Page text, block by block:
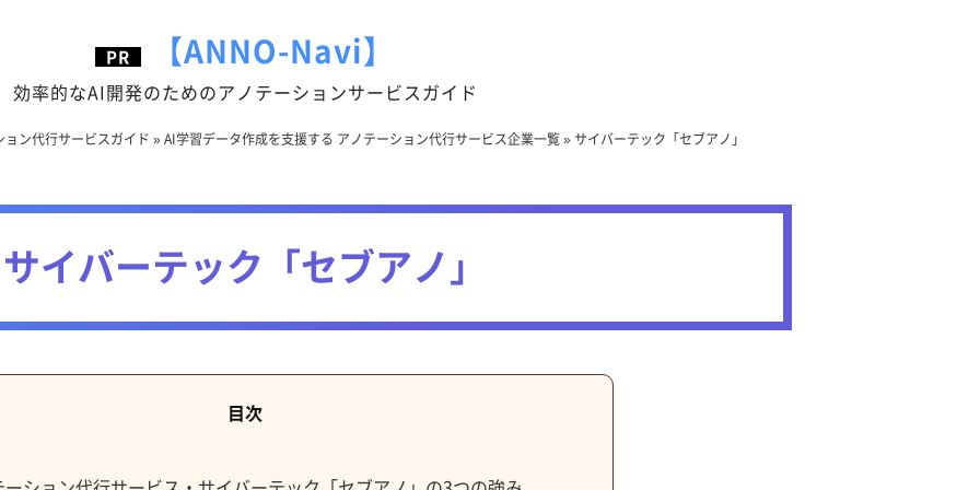
【ANNO-Navi】
効率的なAI開発のためのアノテーションサービスガイド
ン代行サービスガイド »AI学習データ作成を支援する アノテーション代行サービス企業一覧» サイバーテック「セブアノ」
サイバーテック「セブアノ」